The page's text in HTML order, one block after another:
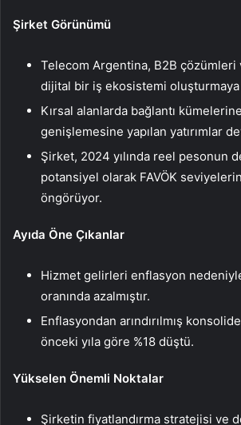
Şirket Görünümü
Telecom Argentina, B2B
dijital bir iş ekosistemi oluşturmaya
Kırsal alanlarda bağlantı
genişlemesine yapılan yatırımlar
Şirket, 2024 yılında reel pesonun
potansiyel olarak FAVÖK
öngörüyor.
Ayıda Öne Çıkanlar
Hizmet gelirleri enflasyon
oranında azalmıştır.
Enflasyondan arındırılmış
önceki yıla göre %18 düştü.
Yükselen Önemli Noktalar
Şirketin fiyatlandırma stratejisi ve